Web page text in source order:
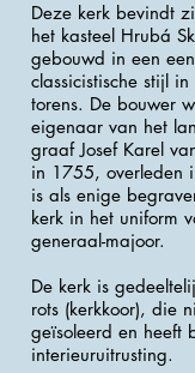
Deze kerk bevindt
het kasteel Hrubá
gebouwd in een
classicistische stijl
torens. De bouwer
eigenaar van het
graaf Josef Karel
in 1755, overleden
is als enige
kerk in het uniform
generaal-majoor.
De kerk is
rots (kerkkoor), die
geïsoleerd en heeft
interieuruitrusting.